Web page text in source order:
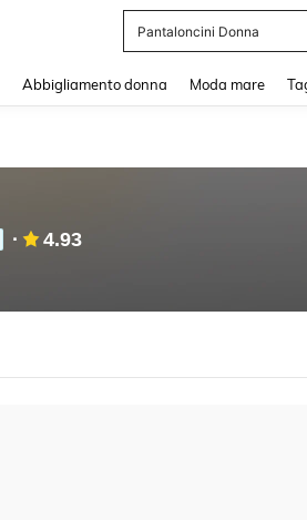
Pantaloncini Donna
Abbigliamento donna Moda mare
4.93